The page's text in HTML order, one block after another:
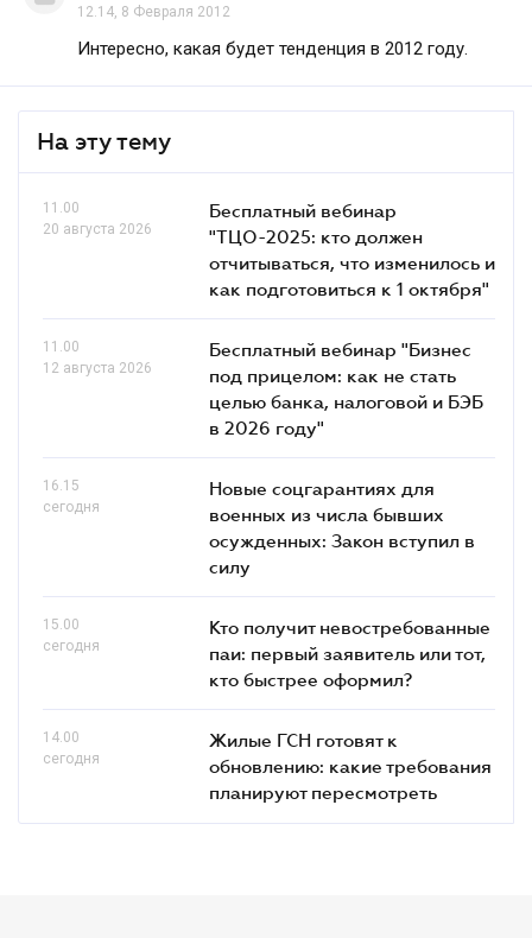
12.14, 8 Февраля 2012
Интересно, какая будет тенденция в 2012 году.
На эту тему
11.00
20 августа 2026
Бесплатный вебинар
"ТЦО-2025: кто должен
отчитываться, что изменилось и
как подготовиться к 1 октября"
11.00
12 августа 2026
Бесплатный вебинар "Бизнес
под прицелом: как не стать
целью банка, налоговой и БЭБ
в 2026 году"
16.15
сегодня
Новые соцгарантиях для
военных из числа бывших
осужденных: Закон вступил в
силу
15.00
сегодня
Кто получит невостребованные
паи: первый заявитель или тот,
кто быстрее оформил?
14.00
сегодня
Жилые ГСН готовят к
обновлению: какие требования
планируют пересмотреть